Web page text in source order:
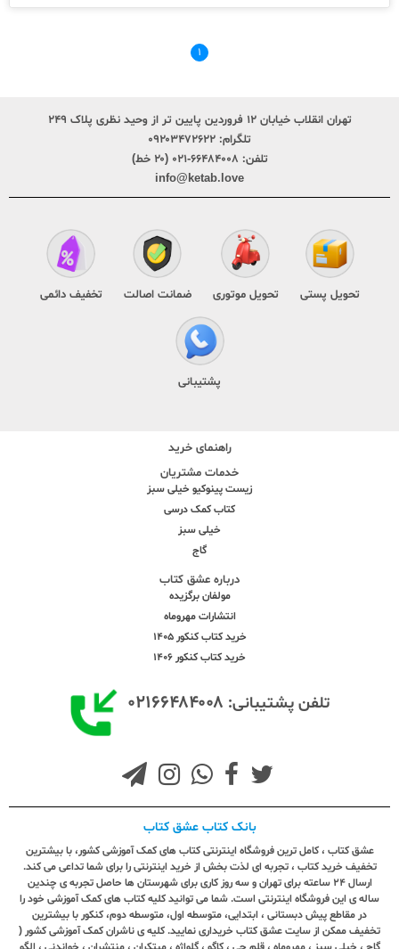
۱
تهران انقلاب خیابان ۱۲ فروردین پایین تر از وحید نظری پلاک ۲۴۹
تلگرام: ۰۹۲۰۳۴۷۲۶۲۲
تلفن: ۶۶۴۸۴۰۰۸-۰۲۱ (۲۰ خط)
info@ketab.love
تحویل پستی تحویل موتوری ضمانت اصالت تخفیف دائمی
پشتیبانی
راهنمای خرید
خدمات مشتریان
زیست پینوکیو خیلی سبز
کتاب کمک درسی
خیلی سبز
گاج
درباره عشق کتاب
مولفان برگزیده
انتشارات مهروماه
خرید کتاب کنکور 1405
خرید کتاب کنکور 1406
تلفن پشتیبانی: ۰۲۱۶۶۴۸۴۰۰۸
بانک کتاب عشق کتاب
عشق کتاب ، کامل ترین فروشگاه اینترنتی کتاب های کمک آموزشی کشور، با بیشترین
تخفیف خرید کتاب ، تجربه ای لذت بخش از خرید اینترنتی را برای شما تداعی می کند.
ارسال ٢٤ ساعته برای تهران و سه روز کاری برای شهرستان ها حاصل تجربه ی چندین
ساله ی این فروشگاه اینترنتی است. شما می توانید کلیه کتاب های کمک آموزشی خود را
در مقاطع پیش دبستانی ، ابتدایی، متوسطه اول، متوسطه دوم، کنکور با بیشترین
تخفیف ممکن از سایت عشق کتاب خریداری نمایید. کلیه ی ناشران کمک آموزشی کشور (